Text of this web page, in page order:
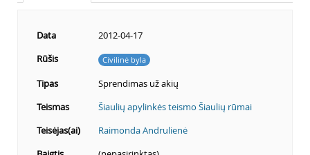
Data
2012-04-17
Rūšis
Civilinė byla
Tipas
Sprendimas už akių
Teismas
Šiaulių apylinkės teismo Šiaulių rūmai
Teisėjas(ai)
Raimonda Andrulienė